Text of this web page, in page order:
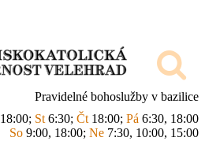
Pravidelné bohoslužby v bazilice
18:00; St 6:30; Čt 18:00; Pá 6:30, 18:00
So 9:00, 18:00; Ne 7:30, 10:00, 15:00